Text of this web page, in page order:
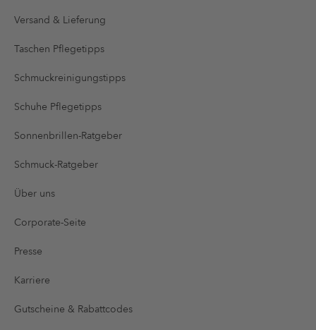
Versand & Lieferung
Taschen Pflegetipps
Schmuckreinigungstipps
Schuhe Pflegetipps
Sonnenbrillen-Ratgeber
Schmuck-Ratgeber
Über uns
Corporate-Seite
Presse
Karriere
Gutscheine & Rabattcodes